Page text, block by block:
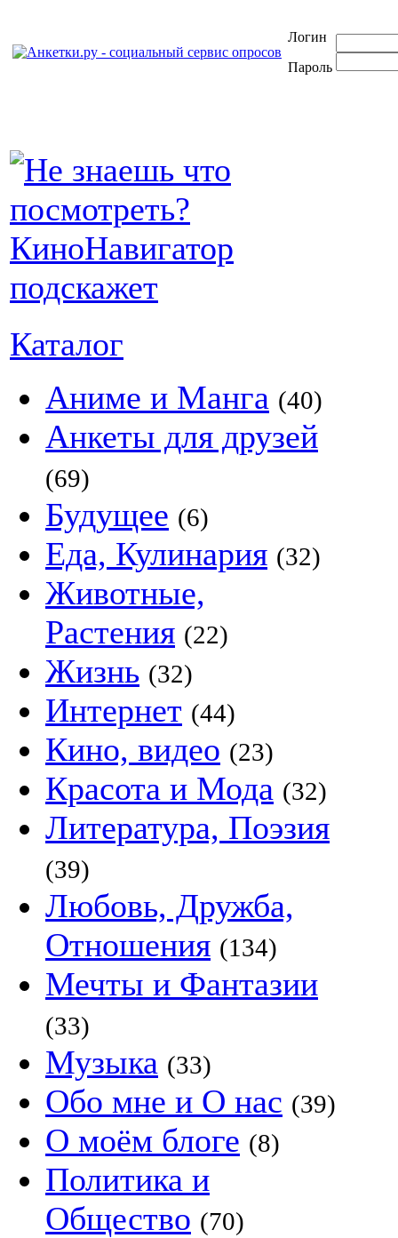
Логин
Пароль
Каталог
Аниме и Манга (40)
Анкеты для друзей
(69)
Будущее (6)
Еда, Кулинария (32)
Животные,
Растения (22)
Жизнь (32)
Интернет (44)
Кино, видео (23)
Красота и Мода (32)
Литература, Поэзия
(39)
Любовь, Дружба,
Отношения (134)
Мечты и Фантазии
(33)
Музыка (33)
Обо мне и О нас (39)
О моём блоге (8)
Политика и
Общество (70)